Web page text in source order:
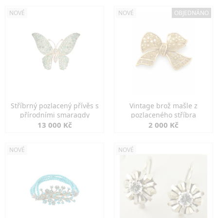
NOVÉ
Stříbrný pozlacený přívěs s
přírodními smaragdy
13 000 Kč
NOVÉ OBJEDNÁNO
Vintage brož mašle z
pozlaceného stříbra
2 000 Kč
NOVÉ NOVÉ